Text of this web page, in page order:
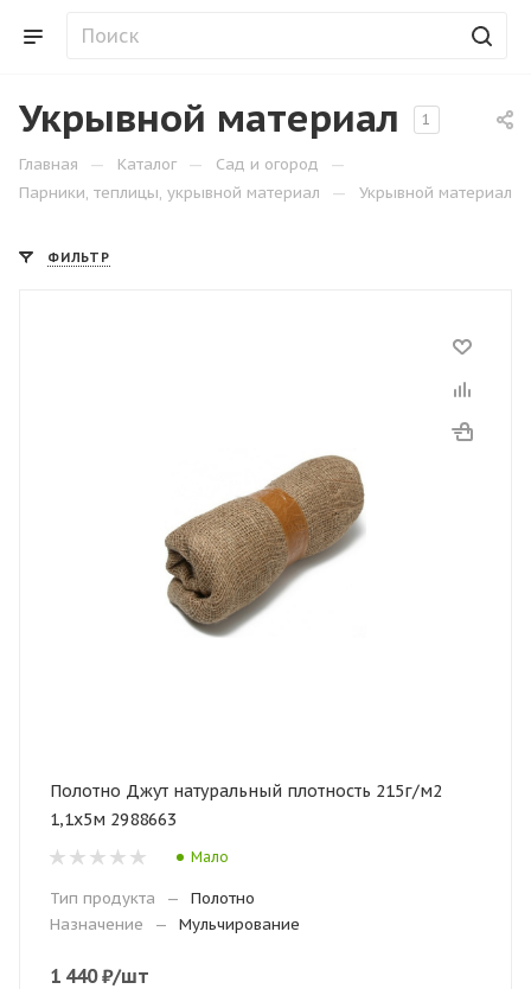
Укрывной материал 1
Главная — Каталог — Сад и огород —
Парники, теплицы, укрывной материал — Укрывной материал
ФИЛЬТР
Полотно Джут натуральный плотность 215г/м2
1,1х5м 2988663
Мало
Тип продукта —
Полотно
Назначение
— Мульчирование
1 440₽/шт